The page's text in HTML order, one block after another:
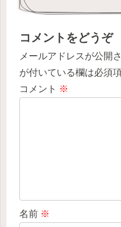
コメントをどうぞ
メールアドレスが公開
が付いている欄は必須
コメント ※
名前 ※